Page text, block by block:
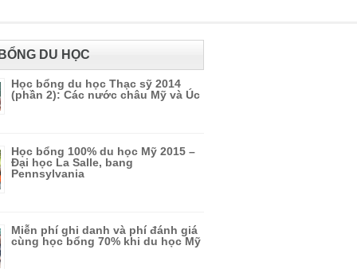
DU HỌC
Học bổng du học Thạc sỹ 2014
(phần 2): Các nước châu Mỹ và Úc
Học bổng 100% du học Mỹ 2015 –
Đại học La Salle, bang
Pennsylvania
Miễn phí ghi danh và phí đánh giá
cùng học bổng 70% khi du học Mỹ